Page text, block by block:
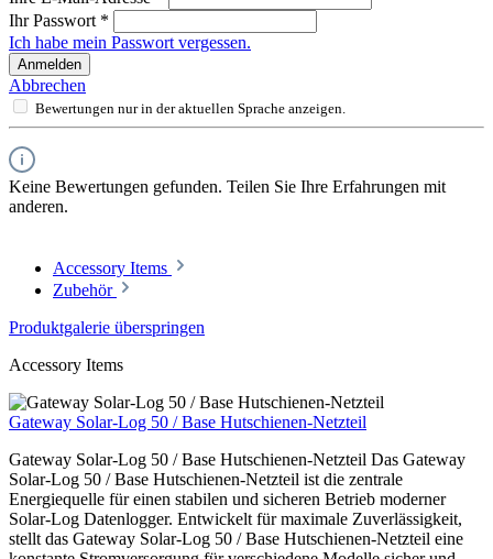
Ihr Passwort *
Ich habe mein Passwort vergessen.
Anmelden
Abbrechen
Bewertungen nur in der aktuellen Sprache anzeigen.
Keine Bewertungen gefunden. Teilen Sie Ihre Erfahrungen mit
anderen.
Accessory Items
Zubehör
Produktgalerie überspringen
Accessory Items
Gateway Solar-Log 50 / Base Hutschienen-Netzteil
Gateway Solar-Log 50 / Base Hutschienen-Netzteil Das Gateway
Solar-Log 50 / Base Hutschienen-Netzteil ist die zentrale
Energiequelle für einen stabilen und sicheren Betrieb moderner
Solar-Log Datenlogger. Entwickelt für maximale Zuverlässigkeit,
stellt das Gateway Solar-Log 50 / Base Hutschienen-Netzteil eine